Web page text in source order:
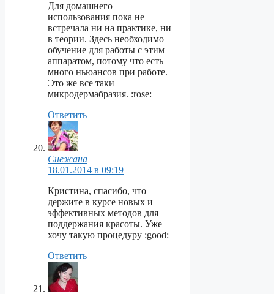
Для домашнего
использования пока не
встречала ни на практике, ни
в теории. Здесь необходимо
обучение для работы с этим
аппаратом, потому что есть
много ньюансов при работе.
Это же все таки
микродермабразия. :rose:
Ответить
Снежана
18.01.2014 в 09:19
Кристина, спасибо, что
держите в курсе новых и
эффективных методов для
поддержания красоты. Уже
хочу такую процедуру :good:
Ответить